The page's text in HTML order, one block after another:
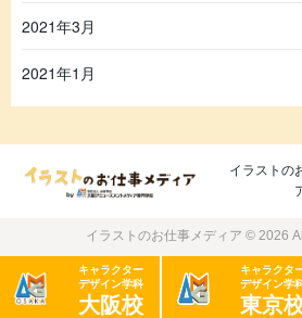
2021年3月
2021年1月
キャラクター
デザイン学科
大阪校
キャラクタ
デザイン学
東京
イラストの
イラストのお仕事メディア © 2026